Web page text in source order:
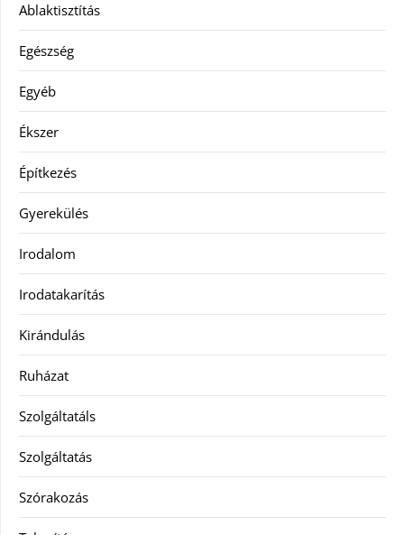
Ablaktisztítás
Egészség
Egyéb
Ékszer
Építkezés
Gyerekülés
Irodalom
Irodatakarítás
Kirándulás
Ruházat
Szolgáltatáls
Szolgáltatás
Szórakozás